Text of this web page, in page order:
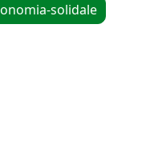
solidale